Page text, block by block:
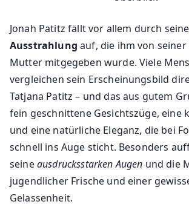
Jonah Patitz fällt vor allem durch seine
Ausstrahlung auf, die ihm von
Mutter mitgegeben wurde. Viele
vergleichen sein Erscheinungsbild
Tatjana Patitz – und das aus gutem
fein geschnittene Gesichtszüge, eine
und eine natürliche Eleganz, die bei
schnell ins Auge sticht. Besonders
seineausdrucksstarken Augen und die
jugendlicher Frische und einer
Gelassenheit.